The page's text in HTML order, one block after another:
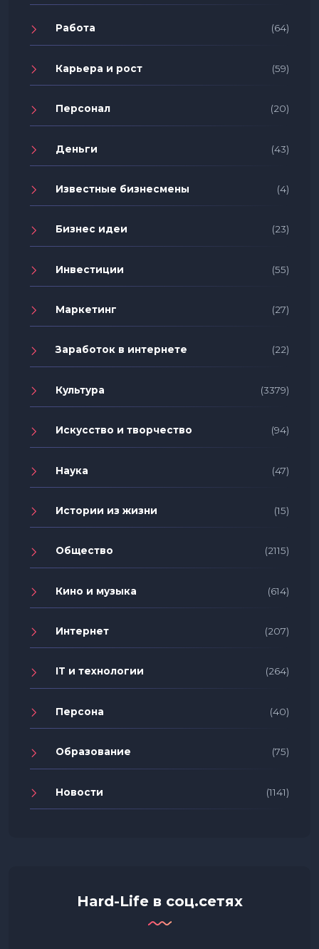
Работа (64)
Карьера и рост (59)
Персонал (20)
Деньги (43)
Известные бизнесмены (4)
Бизнес идеи (23)
Инвестиции (55)
Маркетинг (27)
Заработок в интернете (22)
Культура (3379)
Искусство и творчество (94)
Наука (47)
Истории из жизни (15)
Общество (2115)
Кино и музыка (614)
Интернет (207)
IT и технологии (264)
Персона (40)
Образование (75)
Новости (1141)
Hard-Life в соц.сетях